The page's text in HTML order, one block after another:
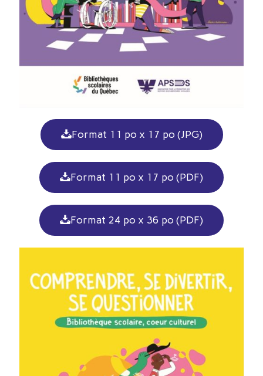
Format 11 po x 17 po (JPG)
Format 11 po x 17 po (PDF)
Format 24 po x 36 po (PDF)